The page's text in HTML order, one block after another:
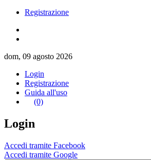
Registrazione
dom, 09 agosto 2026
Login
Registrazione
Guida all'uso
(0)
Login
Accedi tramite Facebook
Accedi tramite Google